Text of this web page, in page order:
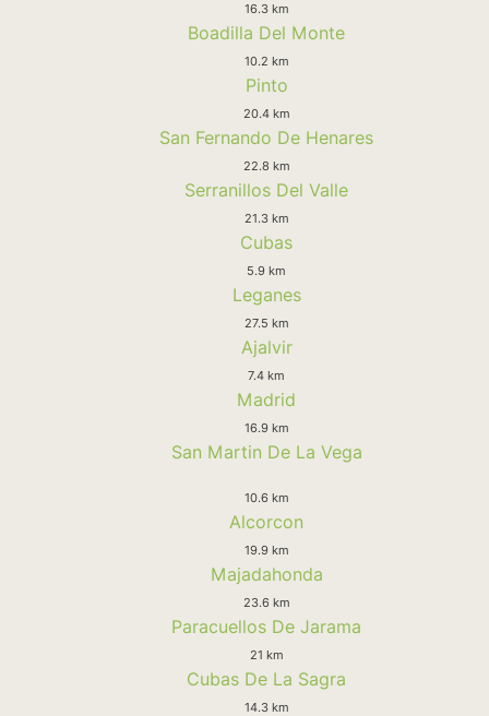
16.3 km
Boadilla Del Monte
10.2 km
Pinto
20.4 km
San Fernando De Henares
22.8 km
Serranillos Del Valle
21.3 km
Cubas
5.9 km
Leganes
27.5 km
Ajalvir
7.4 km
Madrid
16.9 km
San Martin De La Vega
10.6 km
Alcorcon
19.9 km
Majadahonda
23.6 km
Paracuellos De Jarama
21 km
Cubas De La Sagra
14.3 km